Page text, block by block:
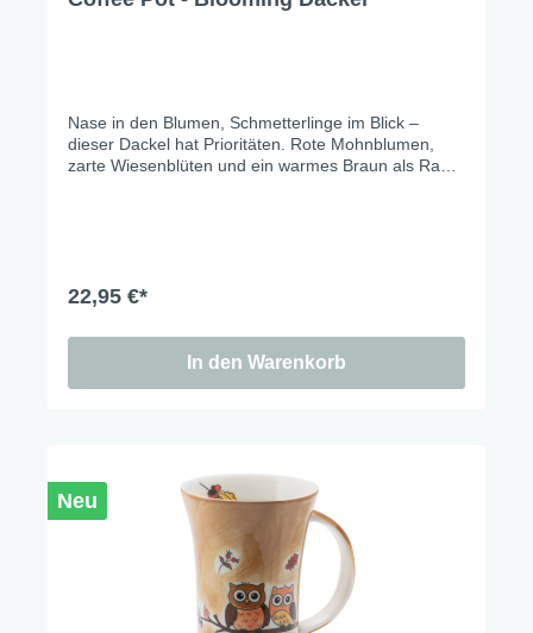
Nase in den Blumen, Schmetterlinge im Blick –
dieser Dackel hat Prioritäten. Rote Mohnblumen,
zarte Wiesenblüten und ein warmes Braun als Rand
22,95 €*
In den Warenkorb
Neu